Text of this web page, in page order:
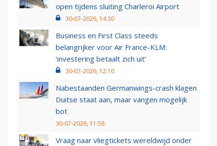
open tijdens sluiting Charleroi Airport
30-07-2026, 14:30
Business en First Class steeds
belangrijker voor Air France-KLM:
‘investering betaalt zich uit’
30-07-2026, 12:10
Nabestaanden Germanwings-crash klagen
Duitse staat aan, maar vangen mogelijk
bot
30-07-2026, 11:58
Vraag naar vliegtickets wereldwijd onder